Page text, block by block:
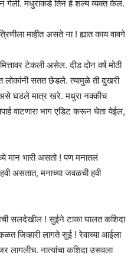
गेली. मधुराकडे तिनं हे शल्य व्यक्त केलं.
माहीत असते ना ! ह्यात काय वावगे
टेकली असेल. दीड दोन वर्षं मोठी
सतत छेडले. त्यामुळे ती दुखरी
असे घडले मात्र खरे. मधुरा नक्कीच
वाटणारा भाग एडिट करून घेता येईल,
मान भारी असतो ! पण मनातलं
असतात, मनाच्या जवळची हवी
सलदेखील ! सुईने टाका घालत कशिदा
जिव्हारी लागते सुई ! रेवाच्या आईला
लागलीच. नात्यांचा कशिदा उसवला